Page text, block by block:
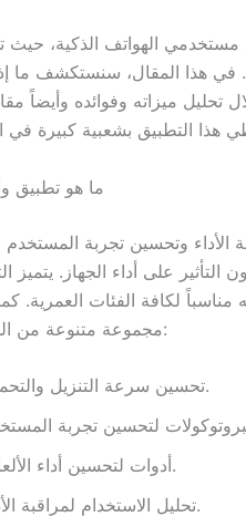
الهواتف الذكية، حيث
في هذا المقال، سنستكشف ما
ميزاته وفوائده وأيضاً
ما هو تطبيق
وتحسين تجربة المستخدم
على أداء الجهاز. يتميز
لكافة الفئات العمرية.
مجموعة متنوعة من المميزات، مثل:
تحسين سرعة التنزيل والتحميل.
أدوات لتحسين أداء الألعاب.
تحليل الاستخدام لمراقبة الأداء.